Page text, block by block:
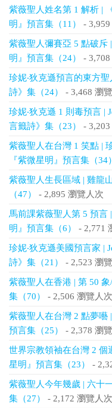
紫薇聖人姓名第 1 解析 |
明』預言集（11）
-
紫薇聖人彌賽亞 5 點破斥
明』預言集（24）
-
珍妮‧狄克遜預言的東方
詩》集（24）
- 3,468 瀏
珍妮‧狄克遜 1 則毒預言 |
言籤詩》集（23）
-
紫薇聖人在台灣 1 笑點 |
『紫微星明』預言集（34）
紫薇聖人生長區域 | 雞龍
（47）
- 2,895 瀏覽人次
馬前課紫薇聖人第 5 預言
明』預言集（6）
- 2,771
珍妮‧狄克遜美國預言家 |
詩》集（21）
- 2,523 瀏
紫薇聖人在香港 | 第 50
集（70）
- 2,506 瀏覽人次
紫薇聖人在台灣 2 點夢囈
預言集（25）
- 2,378 瀏
世界宗教領袖在台灣 2 個
星明』預言集（23）
-
紫薇聖人今年幾歲 | 六十
集（27）
- 2,172 瀏覽人次